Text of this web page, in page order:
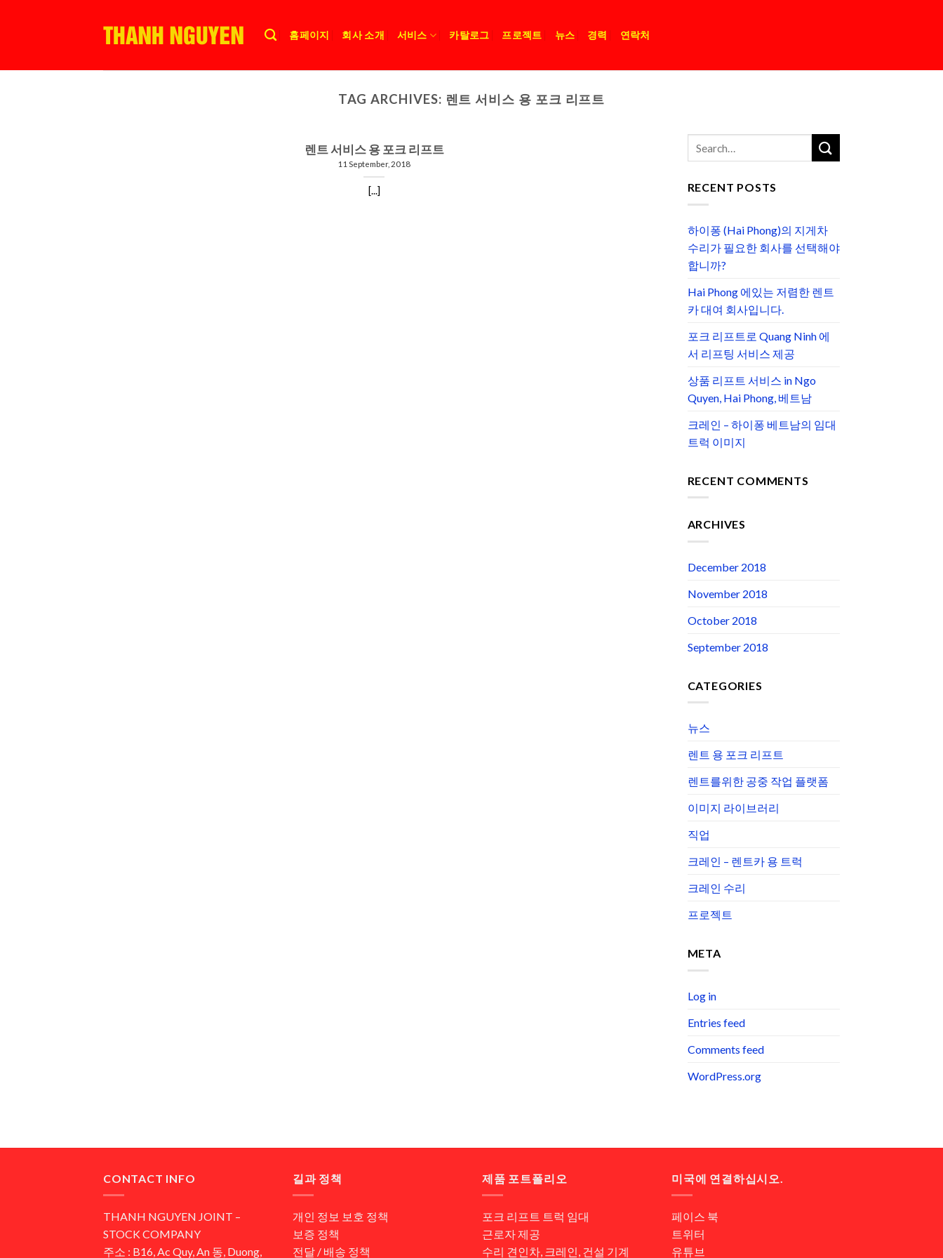
홈페이지 회사 소개 서비스 카탈로그 프로젝트 뉴스 경력 연락처
TAG ARCHIVES: 렌트 서비스 용 포크 리프트
렌트 서비스 용 포크 리프트
11 September, 2018
[...] RECENT POSTS
하이퐁 (Hai Phong)의 지게차
수리가 필요한 회사를 선택해야
합니까?
Hai Phong 에있는 저렴한 렌트
카 대여 회사입니다.
포크 리프트로 Quang Ninh 에
서 리프팅 서비스 제공
상품 리프트 서비스 in Ngo
Quyen, Hai Phong, 베트남
크레인 – 하이퐁 베트남의 임대
트럭 이미지
RECENT COMMENTS
ARCHIVES
December 2018
November 2018
October 2018
September 2018
CATEGORIES
뉴스
렌트 용 포크 리프트
렌트를위한 공중 작업 플랫폼
이미지 라이브러리
직업
크레인 – 렌트카 용 트럭
크레인 수리
프로젝트
META
Log in
Entries feed
Comments feed
WordPress.org
CONTACT INFO
THANH NGUYEN JOINT –
STOCK COMPANY
주소 : B16, Ac Quy, An 동, Duong,
길과 정책
개인 정보 보호 정책
보증 정책
전달 / 배송 정책
제품 포트폴리오
포크 리프트 트럭 임대
근로자 제공
수리 견인차, 크레인, 건설 기계
미국에 연결하십시오.
페이스 북
트위터
유튜브